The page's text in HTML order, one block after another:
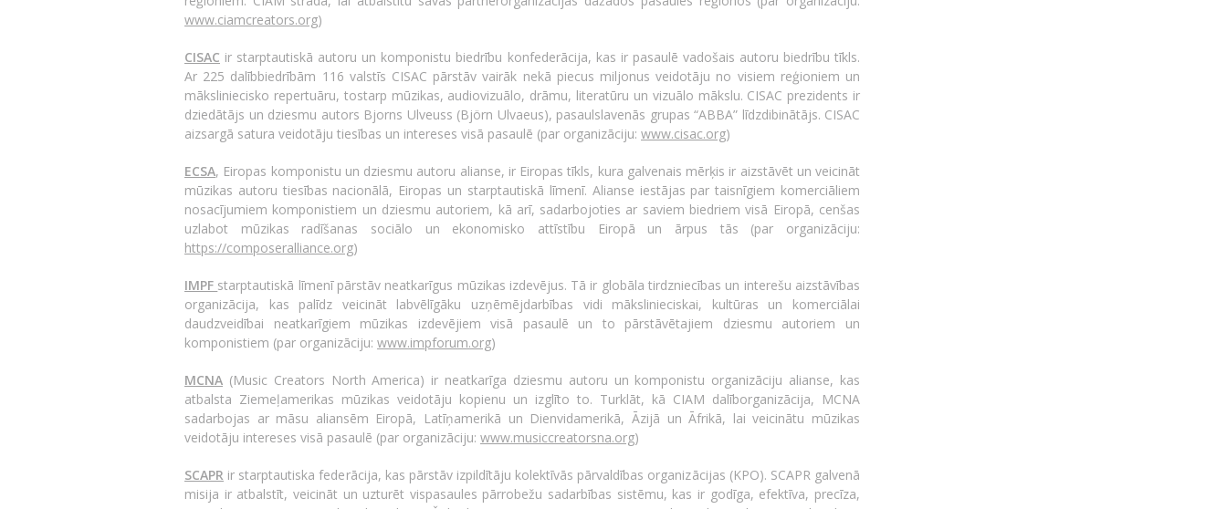
www.ciamcreators.org)
CISAC ir starptautiskā autoru un komponistu biedrību konfederācija, kas ir pasaulē vadošais autoru biedrību tīkls.
Ar 225 dalībbiedrībām 116 valstīs CISAC pārstāv vairāk nekā piecus miljonus veidotāju no visiem reģioniem un
māksliniecisko repertuāru, tostarp mūzikas, audiovizuālo, drāmu, literatūru un vizuālo mākslu. CISAC prezidents ir
dziedātājs un dziesmu autors Bjorns Ulveuss (Björn Ulvaeus), pasaulslavenās grupas “ABBA” līdzdibinātājs. CISAC
aizsargā satura veidotāju tiesības un intereses visā pasaulē (par organizāciju: www.cisac.org)
ECSA, Eiropas komponistu un dziesmu autoru alianse, ir Eiropas tīkls, kura galvenais mērķis ir aizstāvēt un veicināt
mūzikas autoru tiesības nacionālā, Eiropas un starptautiskā līmenī. Alianse iestājas par taisnīgiem komerciāliem
nosacījumiem komponistiem un dziesmu autoriem, kā arī, sadarbojoties ar saviem biedriem visā Eiropā, cenšas
uzlabot mūzikas radīšanas sociālo un ekonomisko attīstību Eiropā un ārpus tās (par organizāciju:
https://composeralliance.org)
IMPF starptautiskā līmenī pārstāv neatkarīgus mūzikas izdevējus. Tā ir globāla tirdzniecības un interešu aizstāvības
organizācija, kas palīdz veicināt labvēlīgāku uzņēmējdarbības vidi mākslinieciskai, kultūras un komerciālai
daudzveidībai neatkarīgiem mūzikas izdevējiem visā pasaulē un to pārstāvētajiem dziesmu autoriem un
komponistiem (par organizāciju: www.impforum.org)
MCNA (Music Creators North America) ir neatkarīga dziesmu autoru un komponistu organizāciju alianse, kas
atbalsta Ziemeļamerikas mūzikas veidotāju kopienu un izglīto to. Turklāt, kā CIAM dalīborganizācija, MCNA
sadarbojas ar māsu aliansēm Eiropā, Latīņamerikā un Dienvidamerikā, Āzijā un Āfrikā, lai veicinātu mūzikas
veidotāju intereses visā pasaulē (par organizāciju: www.musiccreatorsna.org)
SCAPR ir starptautiska federācija, kas pārstāv izpildītāju kolektīvās pārvaldības organizācijas (KPO). SCAPR galvenā
misija ir atbalstīt, veicināt un uzturēt vispasaules pārrobežu sadarbības sistēmu, kas ir godīga, efektīva, precīza,